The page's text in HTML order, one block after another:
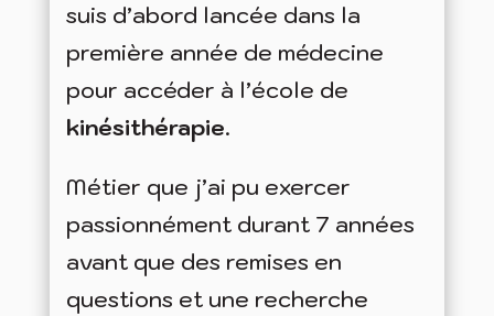
suis d’abord lancée dans la
première année de médecine
pour accéder à l’école de
kinésithérapie.
Métier que j’ai pu exercer
passionnément durant 7 années
avant que des remises en
questions et une recherche